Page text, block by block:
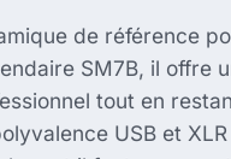
de référence
SM7B, il offre
tout en
USB et